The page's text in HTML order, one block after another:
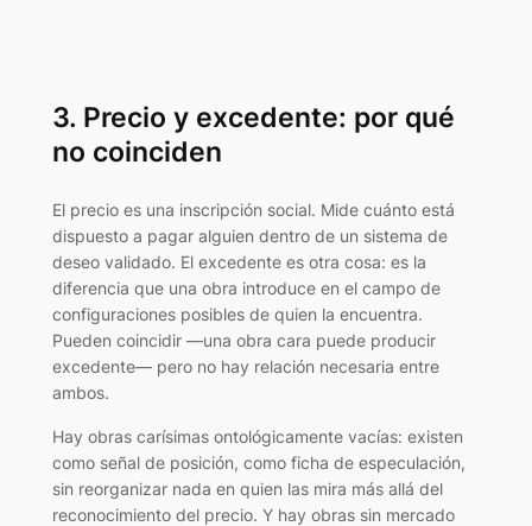
3. Precio y excedente: por qué
no coinciden
El precio es una inscripción social. Mide cuánto está
dispuesto a pagar alguien dentro de un sistema de
deseo validado. El excedente es otra cosa: es la
diferencia que una obra introduce en el campo de
configuraciones posibles de quien la encuentra.
Pueden coincidir —una obra cara puede producir
excedente— pero no hay relación necesaria entre
ambos.
Hay obras carísimas ontológicamente vacías: existen
como señal de posición, como ficha de especulación,
sin reorganizar nada en quien las mira más allá del
reconocimiento del precio. Y hay obras sin mercado